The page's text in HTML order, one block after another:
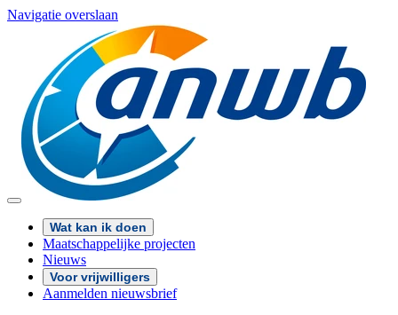
Navigatie overslaan
Wat kan ik doen
Maatschappelijke projecten
Nieuws
Voor vrijwilligers
Aanmelden nieuwsbrief